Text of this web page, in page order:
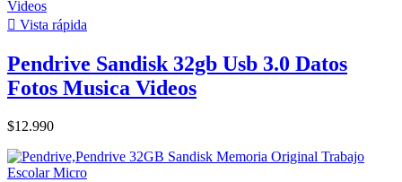
 Vista rápida
Pendrive Sandisk 32gb Usb 3.0 Datos
Fotos Musica Videos
$12.990